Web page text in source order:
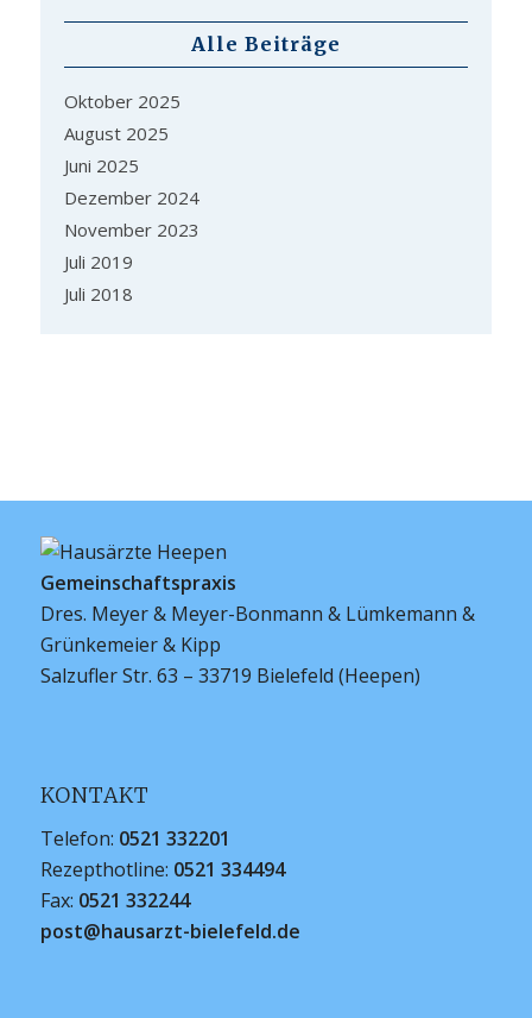
Alle Beiträge
Oktober 2025
August 2025
Juni 2025
Dezember 2024
November 2023
Juli 2019
Juli 2018
Gemeinschaftspraxis
Dres. Meyer & Meyer-Bonmann & Lümkemann &
Grünkemeier & Kipp
Salzufler Str. 63 – 33719 Bielefeld (Heepen)
KONTAKT
Telefon: 0521 332201
Rezepthotline: 0521 334494
Fax: 0521 332244
post@hausarzt-bielefeld.de